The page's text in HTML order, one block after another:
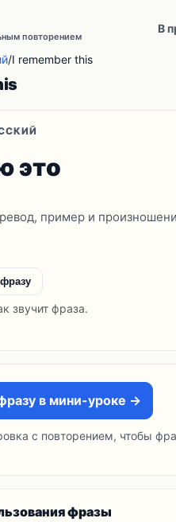
повторением
В
/I remember this
это
пример и
звучит фраза.
в мини-уроке →
с повторением, чтобы
фразы